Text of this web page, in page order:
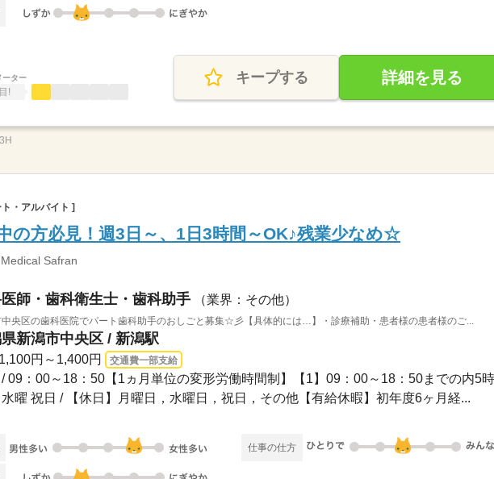
ーター
!
キープする 詳細を見る
ト・アルバイト ]
の方必見！週3日～、1日3時間～OK♪残業少なめ☆
Safran
師・歯科衛生士・歯科助手 （業界：その他）
中央区の歯科医院でパート歯科助手のおしごと募集☆彡【具体的には…】・診療補助・患者様の患者様のご...
新潟市中央区 / 新潟駅
円～1,400円 交通費一部支給
09：00～18：50【1ヵ月単位の変形労働時間制】【1】09：00～18：50までの内5
水曜 祝日 / 【休日】月曜日，水曜日，祝日，その他【有給休暇】初年度6ヶ月経...
仕事の仕方